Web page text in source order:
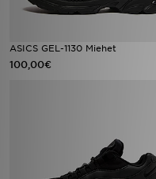
ASICS GEL-1130 Miehet
100,00€